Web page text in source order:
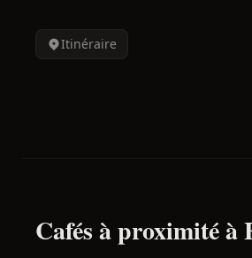
Itinéraire
Cafés à proximité à